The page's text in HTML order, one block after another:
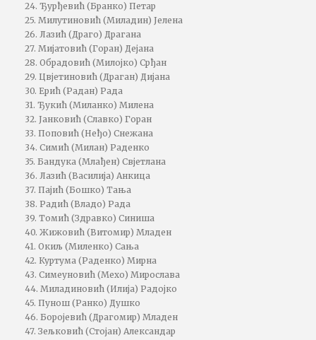
24. Ђурђевић (Бранко) Петар
25. Милутиновић (Миладин) Јелена
26. Лазић (Драго) Драгана
27. Мијатовић (Горан) Дејана
28. Обрадовић (Милојко) Срђан
29. Цвјетиновић (Драган) Дијана
30. Ерић (Радан) Рада
31. Ђукић (Миланко) Милена
32. Јанковић (Славко) Горан
33. Поповић (Неђо) Снежана
34. Симић (Милан) Раденко
35. Бандука (Млађен) Свјетлана
36. Лазић (Василија) Анкица
37. Пајић (Бошко) Тања
38. Радић (Владо) Рада
39. Томић (Здравко) Синиша
40. Жижовић (Витомир) Младен
41. Окиљ (Миленко) Сања
42. Куртума (Раденко) Мирна
43. Симеуновић (Мехо) Мирослава
44. Миладиновић (Илија) Радојко
45. Пунош (Ранко) Душко
46. Боројевић (Драгомир) Младен
47. Зељковић (Стојан) Александар